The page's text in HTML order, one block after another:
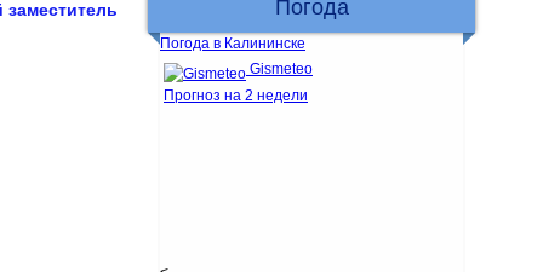
Погода
Погода в Калининске
Gismeteo
Прогноз на 2 недели